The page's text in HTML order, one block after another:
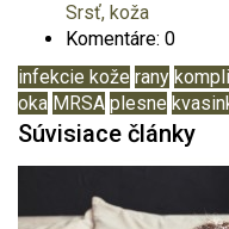
Srsť, koža
Komentáre: 0
infekcie kože rany
oka MRSA plesne
Súvisiace články